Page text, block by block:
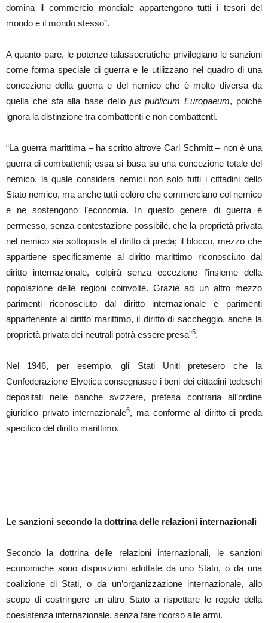
domina il commercio mondiale appartengono tutti i tesori del
mondo e il mondo stesso”.
A quanto pare, le potenze talassocratiche privilegiano le sanzioni
come forma speciale di guerra e le utilizzano nel quadro di una
concezione della guerra e del nemico che è molto diversa da
quella che sta alla base dello jus publicum Europaeum, poiché
ignora la distinzione tra combattenti e non combattenti.
“La guerra marittima – ha scritto altrove Carl Schmitt – non è una
guerra di combattenti; essa si basa su una concezione totale del
nemico, la quale considera nemici non solo tutti i cittadini dello
Stato nemico, ma anche tutti coloro che commerciano col nemico
e ne sostengono l’economia. In questo genere di guerra è
permesso, senza contestazione possibile, che la proprietà privata
nel nemico sia sottoposta al diritto di preda; il blocco, mezzo che
appartiene specificamente al diritto marittimo riconosciuto dal
diritto internazionale, colpirà senza eccezione l’insieme della
popolazione delle regioni coinvolte. Grazie ad un altro mezzo
parimenti riconosciuto dal diritto internazionale e parimenti
appartenente al diritto marittimo, il diritto di saccheggio, anche la
proprietà privata dei neutrali potrà essere presa”5.
Nel 1946, per esempio, gli Stati Uniti pretesero che la
Confederazione Elvetica consegnasse i beni dei cittadini tedeschi
depositati nelle banche svizzere, pretesa contraria all’ordine
giuridico privato internazionale6, ma conforme al diritto di preda
specifico del diritto marittimo.
Le sanzioni secondo la dottrina delle relazioni internazionali
Secondo la dottrina delle relazioni internazionali, le sanzioni
economiche sono disposizioni adottate da uno Stato, o da una
coalizione di Stati, o da un’organizzazione internazionale, allo
scopo di costringere un altro Stato a rispettare le regole della
coesistenza internazionale, senza fare ricorso alle armi.